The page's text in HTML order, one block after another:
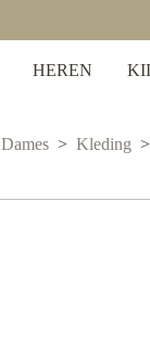
HEREN
Dames Kleding